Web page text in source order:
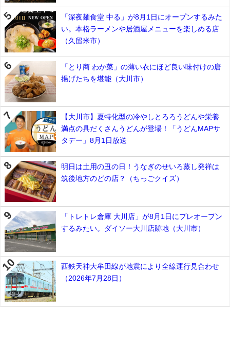
「深夜麺食堂 中る」が8月1日にオープンするみた
い。本格ラーメンや居酒屋メニューを楽しめる店
（久留米市）
「とり商 わか菜」の薄い衣にほど良い味付けの唐
揚げたちを堪能（大川市）
【大川市】夏特化型の冷やしとろろうどんや栄養
満点の具だくさんうどんが登場！「うどんMAPサ
タデー」8月1日放送
明日は土用の丑の日！うなぎのせいろ蒸し発祥は
筑後地方のどの店？（ちっごクイズ）
「トレトレ倉庫 大川店」が8月1日にプレオープン
するみたい。ダイソー大川店跡地（大川市）
西鉄天神大牟田線が地震により全線運行見合わせ
（2026年7月28日）